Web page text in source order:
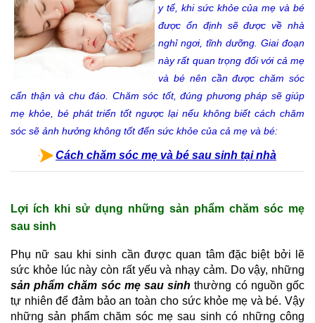
y tế, khi sức khỏe của mẹ và bé
được ổn định sẽ được về nhà
nghỉ ngơi, tĩnh dưỡng. Giai đoạn
này rất quan trọng đối với cả mẹ
và bé nên cần được chăm sóc
cẩn thận và chu đáo. Chăm sóc tốt, đúng phương pháp sẽ giúp
mẹ khỏe, bé phát triển tốt ngược lại nếu không biết cách chăm
sóc sẽ ảnh hưởng không tốt đến sức khỏe của cả mẹ và bé:
Cách chăm sóc mẹ và bé sau sinh tại nhà
Lợi ích khi sử dụng những sản phẩm chăm sóc mẹ
sau sinh
Phụ nữ sau khi sinh cần được quan tâm đặc biệt bởi lẽ
sản phẩm chăm sóc mẹ sau sinh thường có nguồn gốc
tự nhiên để đảm bảo an toàn cho sức khỏe mẹ và bé. Vậy
những sản phẩm chăm sóc mẹ sau sinh có những công